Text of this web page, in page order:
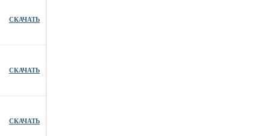
СКАЧАТЬ
СКАЧАТЬ
СКАЧАТЬ